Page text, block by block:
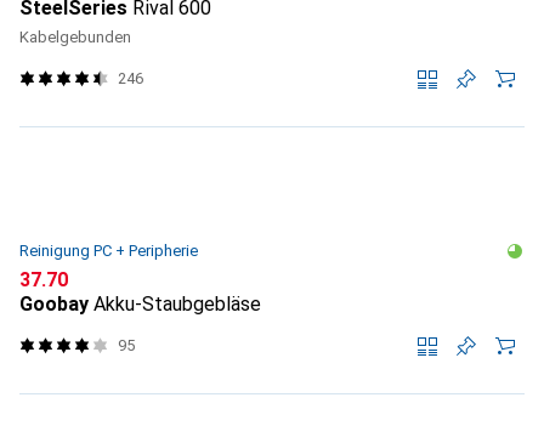
SteelSeries Rival 600
Kabelgebunden
246
Reinigung PC + Peripherie
CHF
37.70
Goobay Akku-Staubgebläse
95